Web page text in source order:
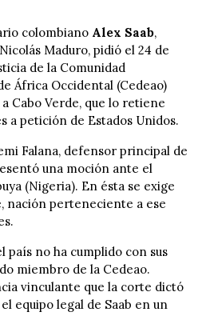
colombiano Alex Saab,
Maduro, pidió el 24 de
de la Comunidad
África Occidental (Cedeao)
Cabo Verde, que lo retiene
a petición de Estados Unidos.
Falana, defensor principal de
una moción ante el
(Nigeria). En ésta se exige
nación perteneciente a ese
país no ha cumplido con sus
miembro de la Cedeao.
vinculante que la corte dictó
equipo legal de Saab en un